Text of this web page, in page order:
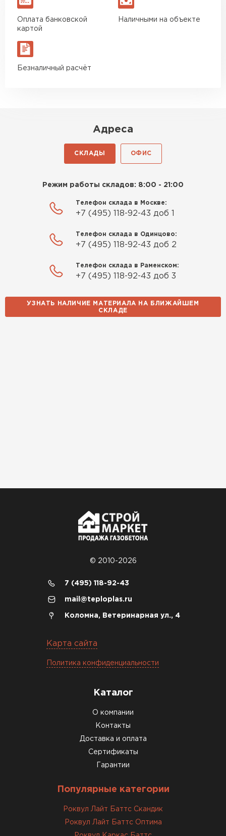
Оплата банковской
картой
Наличными на объекте
Безналичный расчёт
Адреса
СКЛАДЫ ОФИС
Режим работы складов: 8:00 - 21:00
Телефон склада в Москве:
+7 (495) 118-92-43 доб 1
Телефон склада в Одинцово:
+7 (495) 118-92-43 доб 2
Телефон склада в Раменском:
+7 (495) 118-92-43 доб 3
УЗНАТЬ НАЛИЧИЕ МАТЕРИАЛА НА БЛИЖАЙШЕМ
СКЛАДЕ
© 2010-2026
7 (495) 118-92-43
mail@teploplas.ru
Коломна, Ветеринарная ул., 4
Карта сайта
Политика конфиденциальности
Каталог
О компании
Контакты
Доставка и оплата
Сертификаты
Гарантии
Популярные категории
Роквул Лайт Баттс Скандик
Роквул Лайт Баттс Оптима
ПЕРЕЙТИ